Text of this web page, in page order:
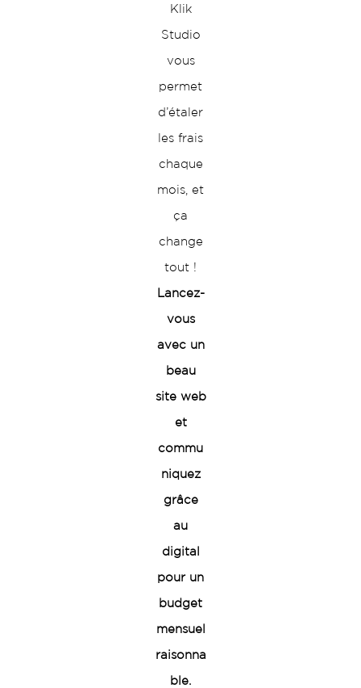
Klik
Studio
vous
permet
d’étaler
les frais
chaque
mois, et
ça
change
tout !
Lancez-
vous
avec un
beau
site web
et
commu
niquez
grâce
au
digital
pour un
budget
mensuel
raisonna
ble.